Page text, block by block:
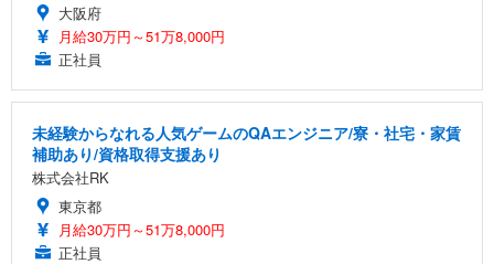
大阪府
月給30万円～51万8,000円
正社員
未経験からなれる人気ゲームのQAエンジニア/寮・社宅・家賃
補助あり/資格取得支援あり
株式会社RK
東京都
月給30万円～51万8,000円
正社員